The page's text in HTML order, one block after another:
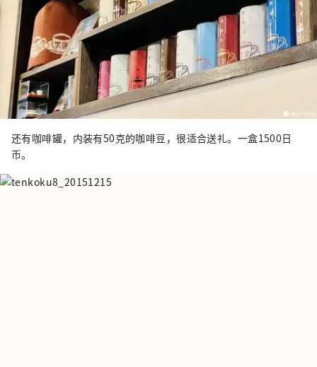
还有咖啡罐，内装有50克的咖啡豆，很适合送礼。一盒1500日
币。